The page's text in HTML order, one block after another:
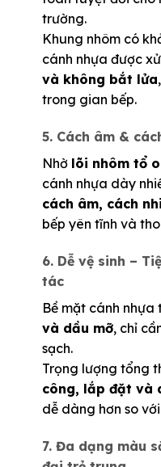
trường.
Khung nhôm có
cánh nhựa được
và không bắt lửa
trong gian bếp.
5. Cách âm &
Nhờ lõi nhôm tổ
cánh nhựa dày
cách âm, cách
bếp yên tĩnh và
6. Dễ vệ sinh –
tác
Bề mặt cánh nhựa
và dầu mỡ, chỉ
sạch.
Trọng lượng tổng
công, lắp đặt và
dễ dàng hơn so
7. Đa dạng màu